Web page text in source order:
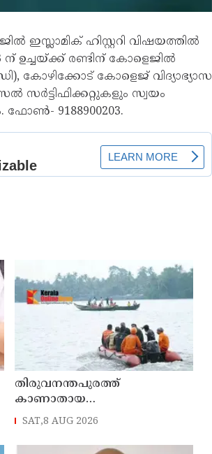
ഹിസ്റ്ററി വിഷയത്തിൽ
ഉച്ചയ്ക്ക് രണ്ടിന് കോളെജിൽ
കോഴിക്കോട് കോളെജ് വിദ്യാഭ്യാസ
സർട്ടിഫിക്കറ്റുകളും സ്വയം
9188900203.
തിരുവനന്തപുരത്ത്
കാണാതായ
മത്സ്യത്തൊഴിലാളികള്‍ക്കായുള്ള
SAT,8 AUG 2026